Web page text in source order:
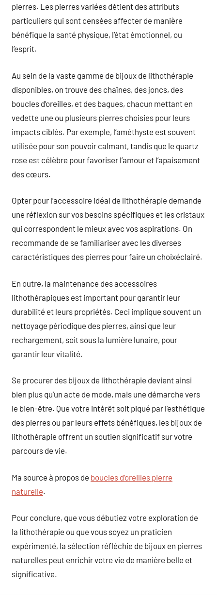
pierres. Les pierres variées détient des attributs
particuliers qui sont censées affecter de manière
bénéfique la santé physique, l’état émotionnel, ou
l’esprit.
Au sein de la vaste gamme de bijoux de lithothérapie
disponibles, on trouve des chaînes, des joncs, des
boucles d’oreilles, et des bagues, chacun mettant en
vedette une ou plusieurs pierres choisies pour leurs
impacts ciblés. Par exemple, l’améthyste est souvent
utilisée pour son pouvoir calmant, tandis que le quartz
rose est célèbre pour favoriser l’amour et l’apaisement
des cœurs.
Opter pour l’accessoire idéal de lithothérapie demande
une réflexion sur vos besoins spécifiques et les cristaux
qui correspondent le mieux avec vos aspirations. On
recommande de se familiariser avec les diverses
caractéristiques des pierres pour faire un choixéclairé.
En outre, la maintenance des accessoires
lithothérapiques est important pour garantir leur
durabilité et leurs propriétés. Ceci implique souvent un
nettoyage périodique des pierres, ainsi que leur
rechargement, soit sous la lumière lunaire, pour
garantir leur vitalité.
Se procurer des bijoux de lithothérapie devient ainsi
bien plus qu’un acte de mode, mais une démarche vers
le bien-être. Que votre intérêt soit piqué par l’esthétique
des pierres ou par leurs effets bénéfiques, les bijoux de
lithothérapie offrent un soutien significatif sur votre
parcours de vie.
Ma source à propos de boucles d’oreilles pierre
naturelle.
Pour conclure, que vous débutiez votre exploration de
la lithothérapie ou que vous soyez un praticien
expérimenté, la sélection réfléchie de bijoux en pierres
naturelles peut enrichir votre vie de manière belle et
significative.